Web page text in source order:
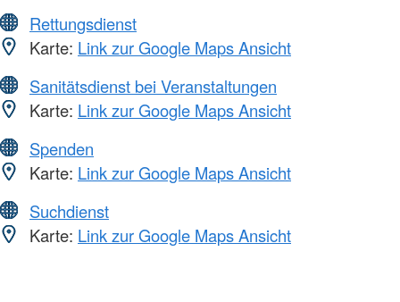
Rettungsdienst
Karte: Link zur Google Maps Ansicht
Sanitätsdienst bei Veranstaltungen
Karte: Link zur Google Maps Ansicht
Spenden
Karte: Link zur Google Maps Ansicht
Suchdienst
Karte: Link zur Google Maps Ansicht